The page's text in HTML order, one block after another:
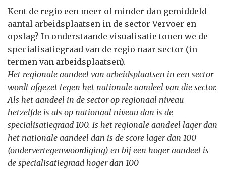
Kent de regio een meer of minder dan gemiddeld
aantal arbeidsplaatsen in de sector Vervoer en
opslag? In onderstaande visualisatie tonen we de
specialisatiegraad van de regio naar sector (in
termen van arbeidsplaatsen).
Het regionale aandeel van arbeidsplaatsen in een sector
wordt afgezet tegen het nationale aandeel van die sector.
Als het aandeel in de sector op regionaal niveau
hetzelfde is als op nationaal niveau dan is de
specialisatiegraad 100. Is het regionale aandeel lager dan
het nationale aandeel dan is de score lager dan 100
(ondervertegenwoordiging) en bij een hoger aandeel is
de specialisatiegraad hoger dan 100